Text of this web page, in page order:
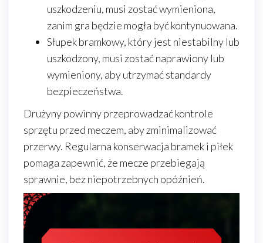
uszkodzeniu, musi zostać wymieniona,
zanim gra będzie mogła być kontynuowana.
Słupek bramkowy, który jest niestabilny lub
uszkodzony, musi zostać naprawiony lub
wymieniony, aby utrzymać standardy
bezpieczeństwa.
Drużyny powinny przeprowadzać kontrole
sprzętu przed meczem, aby zminimalizować
przerwy. Regularna konserwacja bramek i piłek
pomaga zapewnić, że mecze przebiegają
sprawnie, bez niepotrzebnych opóźnień.